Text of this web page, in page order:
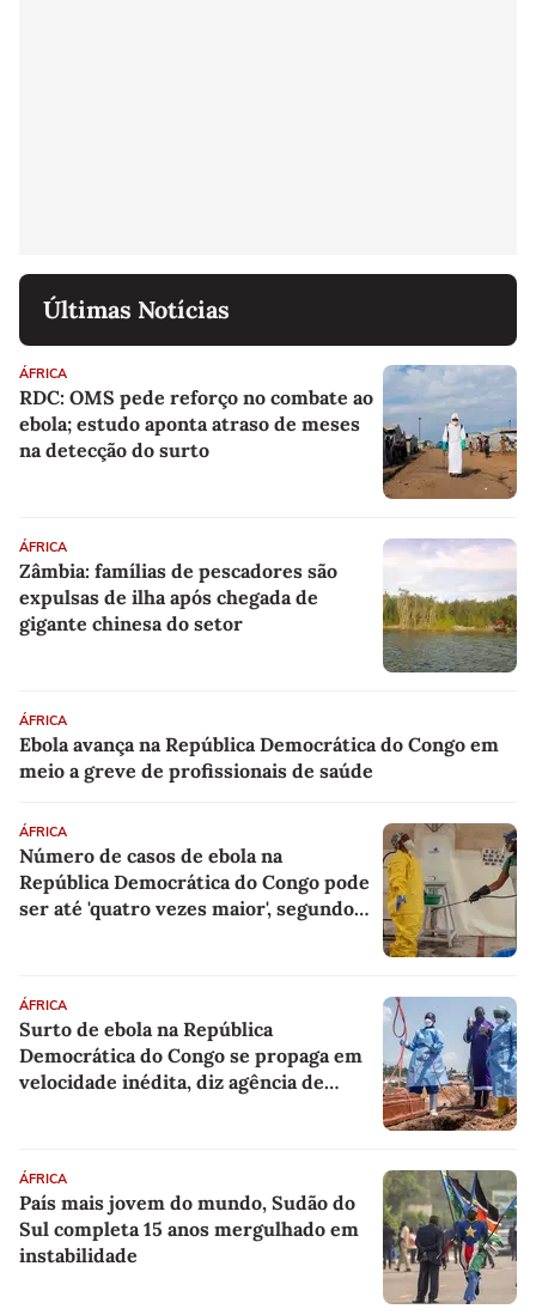
Últimas Notícias
ÁFRICA
RDC: OMS pede reforço no combate ao
ebola; estudo aponta atraso de meses
na detecção do surto
ÁFRICA
Zâmbia: famílias de pescadores são
expulsas de ilha após chegada de
gigante chinesa do setor
ÁFRICA
Ebola avança na República Democrática do Congo em
meio a greve de profissionais de saúde
ÁFRICA
Número de casos de ebola na
República Democrática do Congo pode
ser até 'quatro vezes maior', segundo
ÁFRICA
Surto de ebola na República
Democrática do Congo se propaga em
velocidade inédita, diz agência de
ÁFRICA
País mais jovem do mundo, Sudão do
Sul completa 15 anos mergulhado em
instabilidade